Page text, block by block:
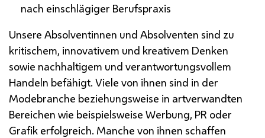
nach einschlägiger Berufspraxis
Unsere Absolventinnen und Absolventen sind zu
kritischem, innovativem und kreativem Denken
sowie nachhaltigem und verantwortungsvollem
Handeln befähigt. Viele von ihnen sind in der
Modebranche beziehungsweise in artverwandten
Bereichen wie beispielsweise Werbung, PR oder
Grafik erfolgreich. Manche von ihnen schaffen